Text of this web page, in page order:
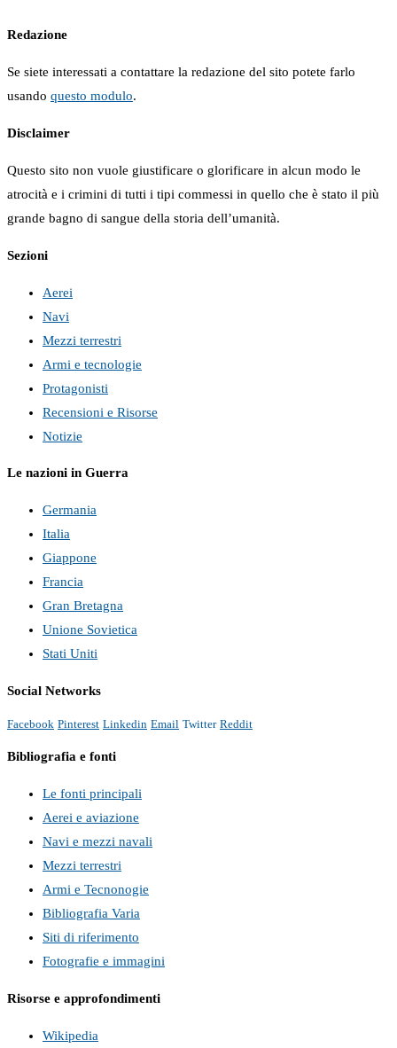
Redazione
Se siete interessati a contattare la redazione del sito potete farlo
usando questo modulo.
Disclaimer
Questo sito non vuole giustificare o glorificare in alcun modo le
atrocità e i crimini di tutti i tipi commessi in quello che è stato il più
grande bagno di sangue della storia dell’umanità.
Sezioni
Aerei
Navi
Mezzi terrestri
Armi e tecnologie
Protagonisti
Recensioni e Risorse
Notizie
Le nazioni in Guerra
Germania
Italia
Giappone
Francia
Gran Bretagna
Unione Sovietica
Stati Uniti
Social Networks
Facebook Pinterest Linkedin Email Twitter Reddit
Bibliografia e fonti
Le fonti principali
Aerei e aviazione
Navi e mezzi navali
Mezzi terrestri
Armi e Tecnonogie
Bibliografia Varia
Siti di riferimento
Fotografie e immagini
Risorse e approfondimenti
Wikipedia